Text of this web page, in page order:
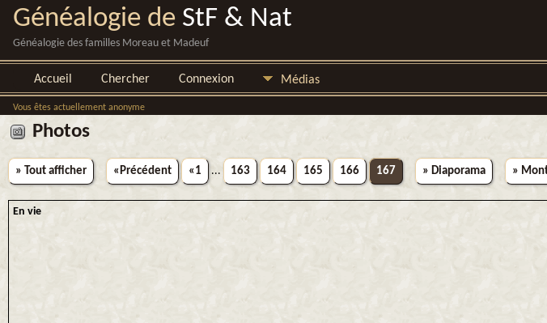
Généalogie de StF & Nat
Généalogie des familles Moreau et Madeuf
Accueil Chercher Connexion Médias
Vous êtes actuellement anonyme
Photos
» Tout afficher «Précédent «1 ... 163 164 165 166 167 » Diaporama »
En vie